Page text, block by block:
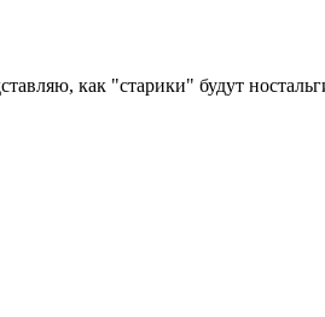
как "старики" будут